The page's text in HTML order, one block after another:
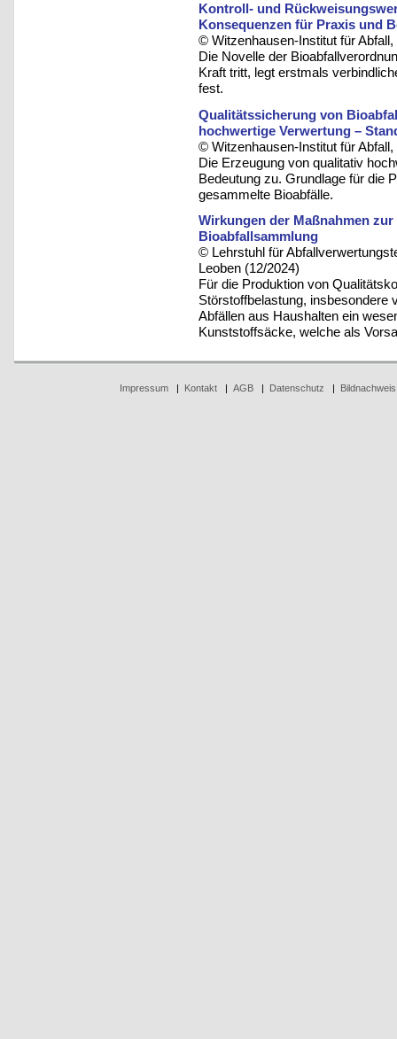
Kontroll- und
Konsequenzen für Praxis und
© Witzenhausen-Institut für
Die Novelle der
Kraft tritt, legt erstmals
fest.
Qualitätssicherung von
hochwertige Verwertung –
© Witzenhausen-Institut für
Die Erzeugung von qualitativ
Bedeutung zu. Grundlage für die
gesammelte Bioabfälle.
Wirkungen der Maßnahmen
Bioabfallsammlung
© Lehrstuhl für
Leoben (12/2024)
Für die Produktion von
Störstoffbelastung, insbesondere
Abfällen aus Haushalten ein
Kunststoffsäcke, welche als
Impressum| Kontakt| AGB| Datenschutz Bildnachweis